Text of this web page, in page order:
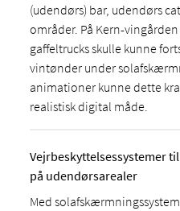
(udendørs) bar, udendørs
områder. På Kern-
gaffeltrucks skulle kunne
vintønder under
animationer kunne dette
realistisk digital måde.
Vejrbeskyttelsessystemer
på udendørsarealer
Med